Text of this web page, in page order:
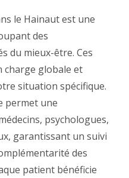
le Hainaut est une
des
du mieux-être. Ces
charge globale et
situation spécifique.
permet une
psychologues,
garantissant un suivi
des
patient bénéficie